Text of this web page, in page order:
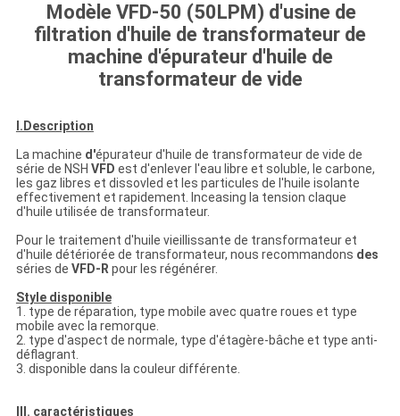
Modèle VFD-50 (50LPM) d'usine de
filtration d'huile de transformateur de
machine d'épurateur d'huile de
transformateur de vide
I.Description
La machine d'épurateur d'huile de transformateur de vide de
série de NSH VFD est d'enlever l'eau libre et soluble, le carbone,
les gaz libres et dissovled et les particules de l'huile isolante
effectivement et rapidement. Inceasing la tension claque
d'huile utilisée de transformateur.
Pour le traitement d'huile vieillissante de transformateur et
d'huile détériorée de transformateur, nous recommandons des
séries de VFD-Rpour les régénérer.
Style disponible
1. type de réparation, type mobile avec quatre roues et type
mobile avec la remorque.
2. type d'aspect de normale, type d'étagère-bâche et type anti-
déflagrant.
3. disponible dans la couleur différente.
III. caractéristiques